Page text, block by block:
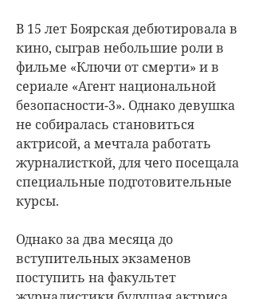
В 15 лет Боярская дебютировала в
кино, сыграв небольшие роли в
фильме «Ключи от смерти» и в
сериале «Агент национальной
безопасности-3». Однако девушка
не собиралась становиться
актрисой, а мечтала работать
журналисткой, для чего посещала
специальные подготовительные
курсы.
Однако за два месяца до
вступительных экзаменов
поступить на факультет